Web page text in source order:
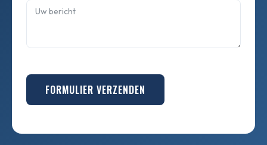
FORMULIER VERZENDEN